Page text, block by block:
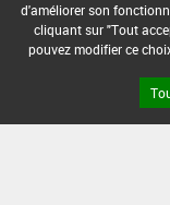
INTERVALLE
-
DATE DE RETRAIT
d'améliorer son
cliquant sur "Tout
pouvez modifier ce